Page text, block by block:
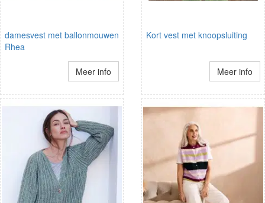
damesvest met ballonmouwen
Rhea
Meer info
Kort vest met knoopsluiting
Meer info